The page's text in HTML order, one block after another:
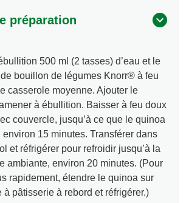
préparation
500 ml (2 tasses) d’eau et le
bouillon de légumes Knorr® à feu
casserole moyenne. Ajouter le
à ébullition. Baisser à feu doux
couvercle, jusqu’à ce que le quinoa
environ 15 minutes. Transférer dans
et réfrigérer pour refroidir jusqu’à la
ambiante, environ 20 minutes. (Pour
rapidement, étendre le quinoa sur
à pâtisserie à rebord et réfrigérer.)